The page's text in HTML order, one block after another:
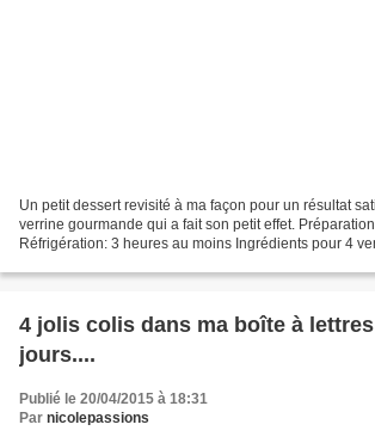
Un petit dessert revisité à ma façon pour un résultat
verrine gourmande qui a fait son petit effet.
Réfrigération: 3 heures au moins Ingrédients pour 4
4 jolis colis dans ma boîte à
jours....
Publié le 20/04/2015 à 18:31
Par nicolepassions